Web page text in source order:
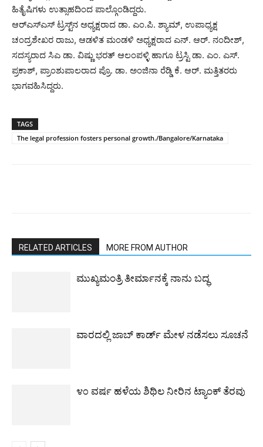
ಹಿತೈಷಿಗಳು ಉತ್ಸಾಹದಿಂದ ಪಾಲ್ಗೊಂಡಿದ್ದರು.
ಆರ್‌ಎಸ್‌ಎಸ್ ಟ್ರಸ್ಟ್‌ನ ಅಧ್ಯಕ್ಷರಾದ ಡಾ. ಎಂ.ಪಿ. ಶ್ಯಾಮ್, ಉಪಾಧ್ಯಕ್ಷ
ಚಂದ್ರಶೇಖರ ರಾಜು, ಆಡಳಿತ ಮಂಡಳಿ ಅಧ್ಯಕ್ಷರಾದ ಎನ್. ಆರ್. ನಂದೀಶ್,
ಸದಸ್ಯರಾದ ಸಿಎ ಡಾ. ವಿಷ್ಣು ಭರತ್ ಆಲಂಪಳ್ಳಿ ಹಾಗೂ ಟ್ರಸ್ಟಿ ಡಾ. ಎಂ. ಎಸ್.
ಪ್ರಕಾಶ್, ಪ್ರಾಂಶುಪಾಲರಾದ ಪ್ರೊ. ಡಾ. ಅಂಜಿನಾ ರೆಡ್ಡಿ ಕೆ. ಆರ್. ಮತ್ತಿತರರು
ಭಾಗವಹಿಸಿದ್ದರು.
TAGS
The legal profession fosters personal growth./Bangalore/Karnataka
RELATED ARTICLES MORE FROM AUTHOR
ಮುಖ್ಯಮಂತ್ರಿ ತೀರ್ಮಾನಕ್ಕೆ ನಾನು ಬದ್ಧ
ವಾರದಲ್ಲಿ ಜಾಬ್ ಕಾರ್ಡ್ ಮೇಳ ನಡೆಸಲು ಸೂಚನೆ
೪೦ ವರ್ಷ ಹಳೆಯ ಶಿಥಿಲ ನೀರಿನ ಟ್ಯಾಂಕ್ ತೆರವು